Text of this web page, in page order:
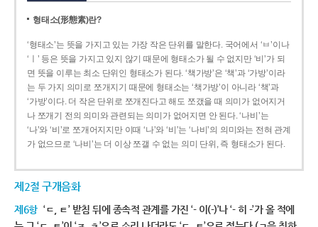
형태소(形態素)란?
‘형태소’는 뜻을 가지고 있는 가장 작은 단위를 말한다. 국어에서 ‘ㅂ’이나
‘ㅣ’ 등은 뜻을 가지고 있지 않기 때문에 형태소가 될 수 없지만 ‘비’가 되
면 뜻을 이루는 최소 단위인 형태소가 된다. ‘책가방’은 ‘책’과 ‘가방’이라
는 두 가지 의미로 쪼개지기 때문에 형태소는 ‘책가방’이 아니라 ‘책’과
‘가방’이다. 더 작은 단위로 쪼개진다고 해도 쪼갰을 때 의미가 없어지거
나 쪼개기 전의 의미와 관련되는 의미가 없어지면 안 된다. ‘나비’는
‘나’와 ‘비’로 쪼개어지지만 이때 ‘나’와 ‘비’는 ‘나비’의 의미와는 전혀 관계
가 없으므로 ‘나비’는 더 이상 쪼갤 수 없는 의미 단위, 즉 형태소가 된다.
제2절 구개음화
제6항 ‘ㄷ, ㅌ’ 받침 뒤에 종속적 관계를 가진 ‘- 이(-)’나 ‘- 히 -’가 올 적에